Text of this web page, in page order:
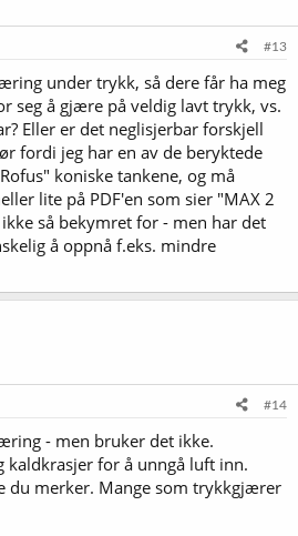
#13
under trykk, så dere får ha meg
seg å gjære på veldig lavt trykk, vs.
Eller er det neglisjerbar forskjell
fordi jeg har en av de beryktede
koniske tankene, og må
lite på PDF'en som sier "MAX 2
så bekymret for - men har det
å oppnå f.eks. mindre
#14
- men bruker det ikke.
kaldkrasjer for å unngå luft inn.
du merker. Mange som trykkgjærer